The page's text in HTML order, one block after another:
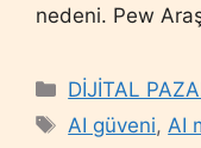
nedeni. Pew
Categories
DİJİTAL
Tags
AI güveni,AI